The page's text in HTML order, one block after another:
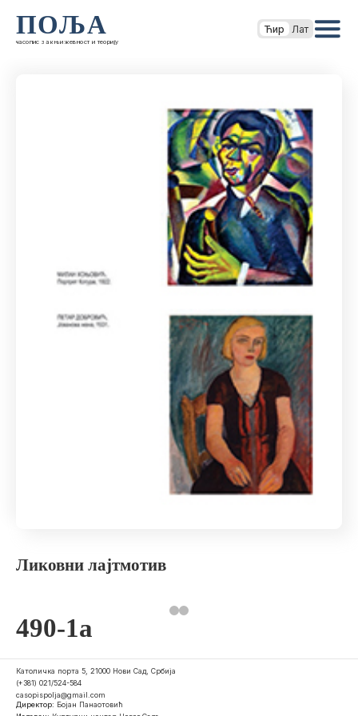
ПОЉА
часопис за књижевност и теорију
Ћир Лат
Ликовни лајтмотив
490-1a
Католичка порта 5, 21000 Нови Сад, Србија
(+381) 021/524-584
casopispolja@gmail.com
Директор: Бојан Панаотовић